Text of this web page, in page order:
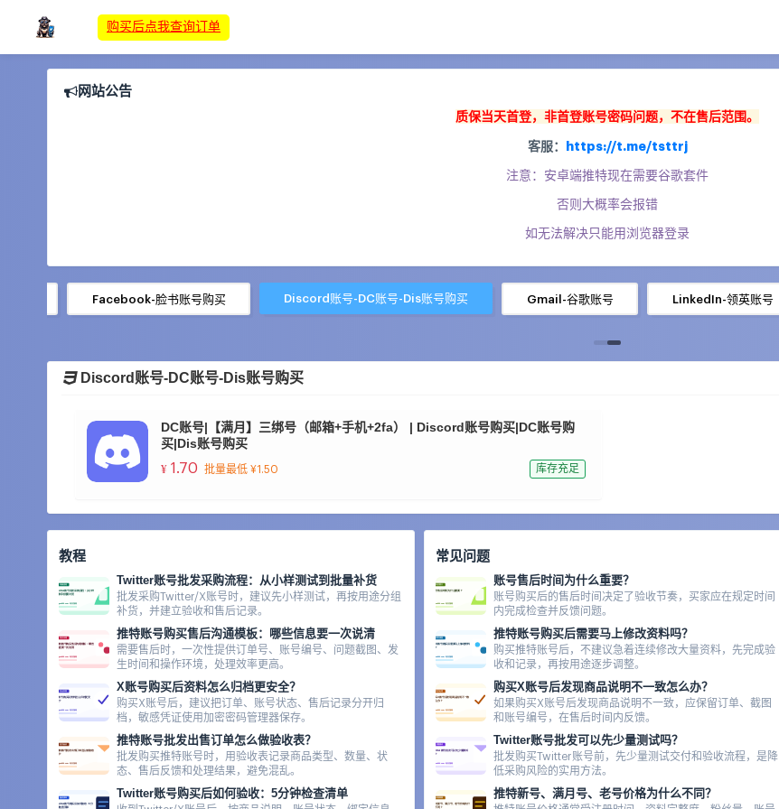
购买后点我查询订单
网站公告
质保当天首登， 非首登账号密码问题，不在售后范围。
客服： https://t.me/tsttrj
注意：安卓端推特现在需要谷歌套件
否则大概率会报错
如无法解决只能用浏览器登录
Facebook-脸书账号购买 Discord账号-DC账号-Dis账号购买 Gmail-谷歌账号 LinkedIn-领英账号
Discord账号-DC账号-Dis账号购买
DC账号|【满月】三绑号（邮箱+手机+2fa） | Discord账号购买|DC账号购
买|Dis账号购买
¥ 1.70 批量最低 ¥1.50 库存充足
教程
Twitter账号批发采购流程：从小样测试到批量补货
批发采购Twitter/X账号时，建议先小样测试，再按用途分组
补货，并建立验收和售后记录。
推特账号购买售后沟通模板：哪些信息要一次说清
需要售后时，一次性提供订单号、账号编号、问题截图、发
生时间和操作环境，处理效率更高。
X账号购买后资料怎么归档更安全？
购买X账号后，建议把订单、账号状态、售后记录分开归
档，敏感凭证使用加密密码管理器保存。
推特账号批发出售订单怎么做验收表？
批发购买推特账号时，用验收表记录商品类型、数量、状
态、售后反馈和处理结果，避免混乱。
Twitter账号购买后如何验收：5分钟检查清单
常见问题
账号售后时间为什么重要？
账号购买后的售后时间决定了验收节奏，买家应在规定时间
内完成检查并反馈问题。
推特账号购买后需要马上修改资料吗？
购买推特账号后，不建议急着连续修改大量资料，先完成验
收和记录，再按用途逐步调整。
购买X账号后发现商品说明不一致怎么办？
如果购买X账号后发现商品说明不一致，应保留订单、截图
和账号编号，在售后时间内反馈。
Twitter账号批发可以先少量测试吗？
批发购买Twitter账号前，先少量测试交付和验收流程，是降
低采购风险的实用方法。
推特新号、满月号、老号价格为什么不同？